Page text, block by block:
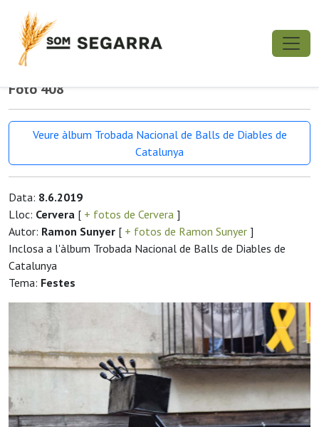
Foto 408
Veure àlbum Trobada Nacional de Balls de Diables de
Catalunya
Data: 8.6.2019
Lloc: Cervera [ + fotos de Cervera ]
Autor: Ramon Sunyer [ + fotos de Ramon Sunyer ]
Inclosa a l'àlbum Trobada Nacional de Balls de Diables de
Catalunya
Tema: Festes